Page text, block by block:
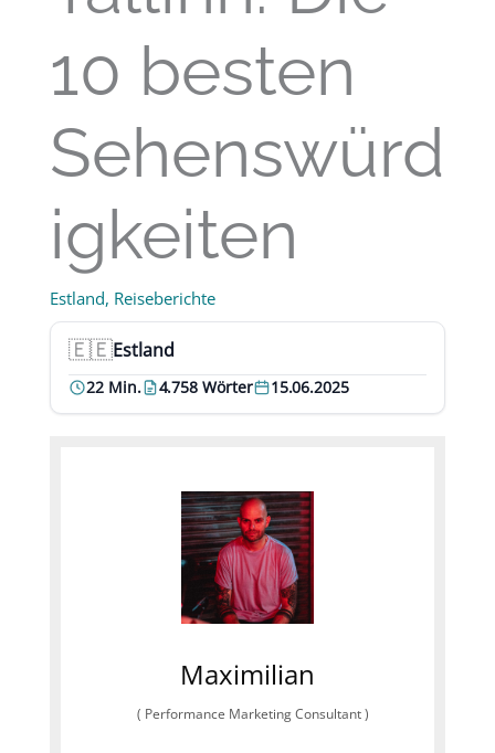
10 besten
Sehenswürd
igkeiten
Estland, Reiseberichte
🇪🇪
Land: Estland
Lesezeit:
22 Min.Umfang:
4.758 WörterDatum:
15.06.2025
Maximilian
( Performance Marketing Consultant)